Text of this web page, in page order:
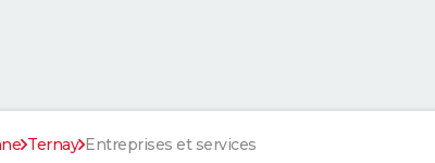
Ternay Entreprises et services